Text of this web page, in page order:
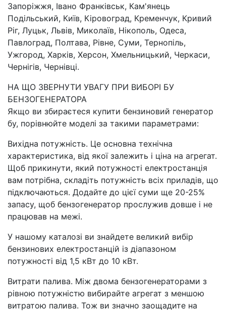
Запоріжжя, Івано Франківськ, Кам'янець
Подільський, Київ, Кіровоград, Кременчук, Кривий
Ріг, Луцьк, Львів, Миколаїв, Нікополь, Одеса,
Павлоград, Полтава, Рівне, Суми, Тернопіль,
Ужгород, Харків, Херсон, Хмельницький, Черкаси,
Чернігів, Чернівці.
НА ЩО ЗВЕРНУТИ УВАГУ ПРИ ВИБОРІ БУ
БЕНЗОГЕНЕРАТОРА
Якщо ви збираєтеся купити бензиновий генератор
бу, порівнюйте моделі за такими параметрами:
Вихідна потужність. Це основна технічна
характеристика, від якої залежить і ціна на агрегат.
Щоб прикинути, який потужності електростанція
вам потрібна, складіть потужність всіх приладів, що
підключаються. Додайте до цієї суми ще 20-25%
запасу, щоб бензогенератор прослужив довше і не
працював на межі.
У нашому каталозі ви знайдете великий вибір
бензинових електростанцій із діапазоном
потужності від 1,5 кВт до 10 кВт.
Витрати палива. Між двома бензогенераторами з
рівною потужністю вибирайте агрегат з меншою
витратою палива. Тож ви значно заощадите на